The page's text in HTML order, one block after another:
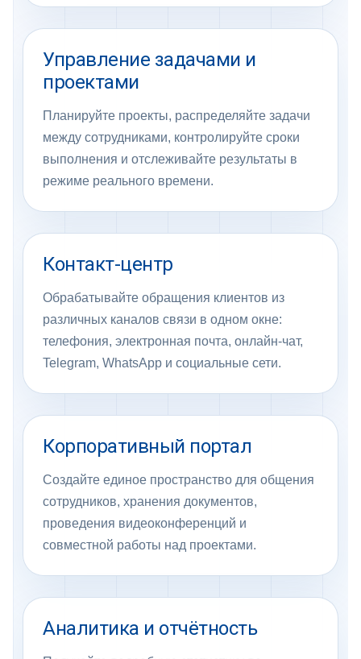
Управление задачами и
проектами
Планируйте проекты, распределяйте задачи
между сотрудниками, контролируйте сроки
выполнения и отслеживайте результаты в
режиме реального времени.
Контакт-центр
Обрабатывайте обращения клиентов из
различных каналов связи в одном окне:
телефония, электронная почта, онлайн-чат,
Telegram, WhatsApp и социальные сети.
Корпоративный портал
Создайте единое пространство для общения
сотрудников, хранения документов,
проведения видеоконференций и
совместной работы над проектами.
Аналитика и отчётность